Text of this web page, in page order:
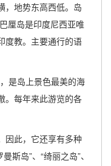
，地势东高西低。岛
厘岛是印度尼西亚唯
度教。主要通行的语
是岛上景色最美的海
。每年来此游览的各
因此，它还享有多种
斯岛”、“绮丽之岛”、